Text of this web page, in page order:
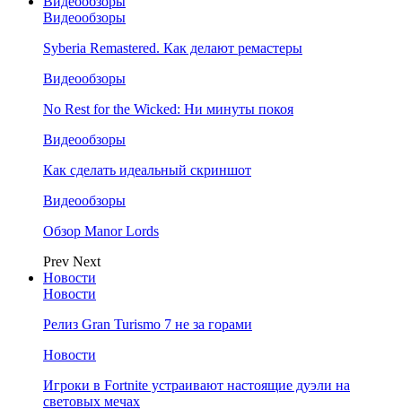
Видеообзоры
Syberia Remastered. Как делают ремастеры
Видеообзоры
No Rest for the Wicked: Ни минуты покоя
Видеообзоры
Как сделать идеальный скриншот
Видеообзоры
Обзор Manor Lords
Prev Next
Новости
Новости
Релиз Gran Turismo 7 не за горами
Новости
Игроки в Fortnite устраивают настоящие дуэли на
световых мечах